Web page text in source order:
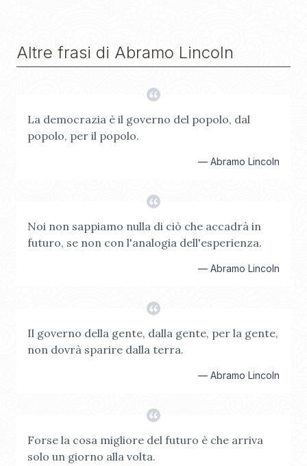
Altre frasi di Abramo Lincoln
La democrazia è il governo del popolo, dal
popolo, per il popolo.
— Abramo Lincoln
Noi non sappiamo nulla di ciò che accadrà in
futuro, se non con l'analogia dell'esperienza.
— Abramo Lincoln
Il governo della gente, dalla gente, per la gente,
non dovrà sparire dalla terra.
— Abramo Lincoln
Forse la cosa migliore del futuro è che arriva
solo un giorno alla volta.